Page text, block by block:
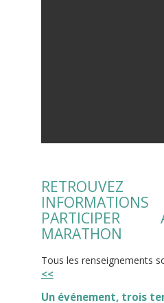
MARATHON
Tous les renseignements
<<
Un événement, trois